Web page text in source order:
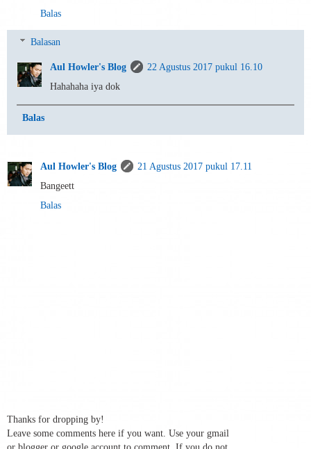
Balas
Balasan
Aul Howler's Blog
22 Agustus 2017 pukul 16.10
Hahahaha iya dok
Balas
Aul Howler's Blog
21 Agustus 2017 pukul 17.11
Bangeett
Balas
Thanks for dropping by!
Leave some comments here if you want. Use your gmail